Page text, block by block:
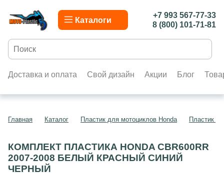
Каталоги
+7 993 567-77-33
8 (800) 101-71-81
Доставка и оплата Свой дизайн Акции Блог
Главная Каталог Пластик для мотоциклов Honda Пластик
КОМПЛЕКТ ПЛАСТИКА HONDA CBR600RR
2007-2008 БЕЛЫЙ КРАСНЫЙ СИНИЙ
ЧЕРНЫЙ